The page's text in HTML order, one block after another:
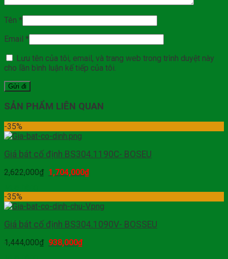
Tên *
Email *
Lưu tên của tôi, email, và trang web trong trình duyệt này
cho lần bình luận kế tiếp của tôi.
SẢN PHẨM LIÊN QUAN
-35%
Giá bát cố định BS304.1190C- BOSEU
2,622,000₫ 1,704,000₫
-35%
Giá bát cố định BS304.1090V- BOSSEU
1,444,000₫ 938,000₫